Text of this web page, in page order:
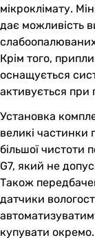
мікроклімату.
дає можливість
Крім того,
оснащується
активується при
Установка
великі частинки
більшої чистоти
G7, який не
Також
датчики
купувати окремо.